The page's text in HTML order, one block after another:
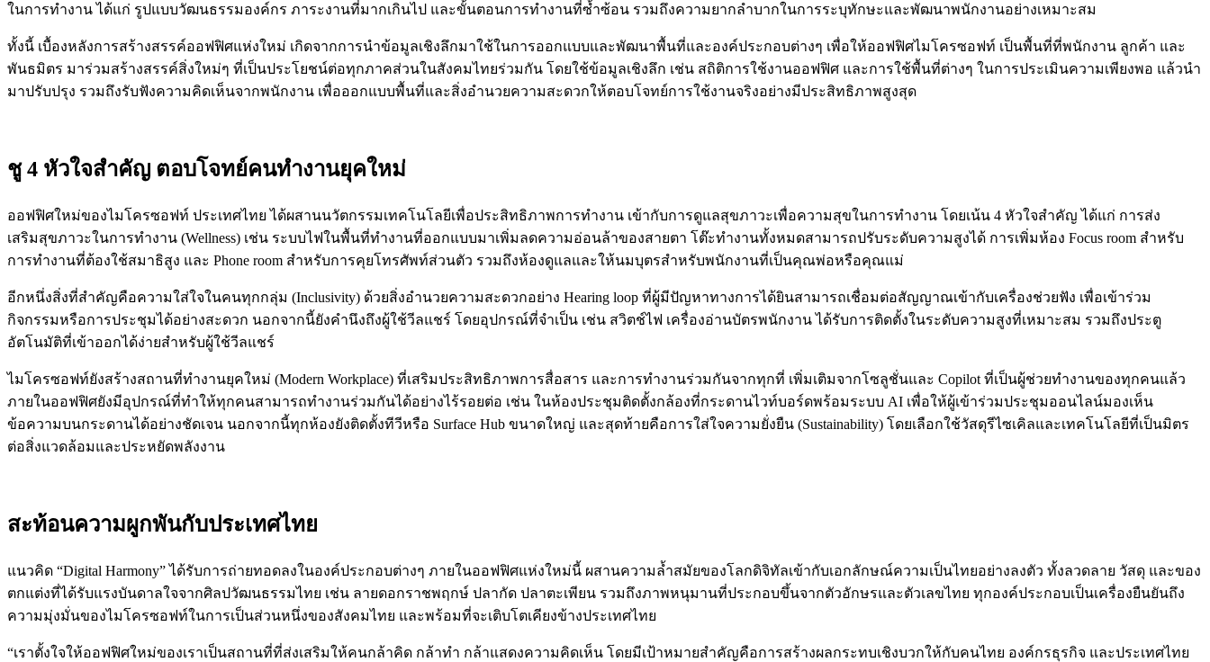
ในการทำงาน ได้แก่ รูปแบบวัฒนธรรมองค์กร ภาระงานที่มากเกินไป และขั้นตอนการทำงานที่ซ้ำซ้อน รวมถึงความยากลำบากในการระบุทักษะและพัฒนาพนักงานอย่างเหมาะสม
ทั้งนี้ เบื้องหลังการสร้างสรรค์ออฟฟิศแห่งใหม่ เกิดจากการนำข้อมูลเชิงลึกมาใช้ในการออกแบบและพัฒนาพื้นที่และองค์ประกอบต่างๆ เพื่อให้ออฟฟิศไมโครซอฟท์ เป็นพื้นที่ที่พนักงาน ลูกค้า และ
พันธมิตร มาร่วมสร้างสรรค์สิ่งใหม่ๆ ที่เป็นประโยชน์ต่อทุกภาคส่วนในสังคมไทยร่วมกัน โดยใช้ข้อมูลเชิงลึก เช่น สถิติการใช้งานออฟฟิศ และการใช้พื้นที่ต่างๆ ในการประเมินความเพียงพอ แล้วนำ
มาปรับปรุง รวมถึงรับฟังความคิดเห็นจากพนักงาน เพื่อออกแบบพื้นที่และสิ่งอำนวยความสะดวกให้ตอบโจทย์การใช้งานจริงอย่างมีประสิทธิภาพสูงสุด
ชู 4 หัวใจสำคัญ ตอบโจทย์คนทำงานยุคใหม่
ออฟฟิศใหม่ของไมโครซอฟท์ ประเทศไทย ได้ผสานนวัตกรรมเทคโนโลยีเพื่อประสิทธิภาพการทำงาน เข้ากับการดูแลสุขภาวะเพื่อความสุขในการทำงาน โดยเน้น 4 หัวใจสำคัญ ได้แก่ การส่ง
เสริมสุขภาวะในการทำงาน (Wellness) เช่น ระบบไฟในพื้นที่ทำงานที่ออกแบบมาเพิ่มลดความอ่อนล้าของสายตา โต๊ะทำงานทั้งหมดสามารถปรับระดับความสูงได้ การเพิ่มห้อง Focus room สำหรับ
การทำงานที่ต้องใช้สมาธิสูง และ Phone room สำหรับการคุยโทรศัพท์ส่วนตัว รวมถึงห้องดูแลและให้นมบุตรสำหรับพนักงานที่เป็นคุณพ่อหรือคุณแม่
อีกหนึ่งสิ่งที่สำคัญคือความใส่ใจในคนทุกกลุ่ม (Inclusivity) ด้วยสิ่งอำนวยความสะดวกอย่าง Hearing loop ที่ผู้มีปัญหาทางการได้ยินสามารถเชื่อมต่อสัญญาณเข้ากับเครื่องช่วยฟัง เพื่อเข้าร่วม
กิจกรรมหรือการประชุมได้อย่างสะดวก นอกจากนี้ยังคำนึงถึงผู้ใช้วีลแชร์ โดยอุปกรณ์ที่จำเป็น เช่น สวิตช์ไฟ เครื่องอ่านบัตรพนักงาน ได้รับการติดตั้งในระดับความสูงที่เหมาะสม รวมถึงประตู
อัตโนมัติที่เข้าออกได้ง่ายสำหรับผู้ใช้วีลแชร์
ไมโครซอฟท์ยังสร้างสถานที่ทำงานยุคใหม่ (Modern Workplace) ที่เสริมประสิทธิภาพการสื่อสาร และการทำงานร่วมกันจากทุกที่ เพิ่มเติมจากโซลูชั่นและ Copilot ที่เป็นผู้ช่วยทำงานของทุกคนแล้ว
ภายในออฟฟิศยังมีอุปกรณ์ที่ทำให้ทุกคนสามารถทำงานร่วมกันได้อย่างไร้รอยต่อ เช่น ในห้องประชุมติดตั้งกล้องที่กระดานไวท์บอร์ดพร้อมระบบ AI เพื่อให้ผู้เข้าร่วมประชุมออนไลน์มองเห็น
ข้อความบนกระดานได้อย่างชัดเจน นอกจากนี้ทุกห้องยังติดตั้งทีวีหรือ Surface Hub ขนาดใหญ่ และสุดท้ายคือการใส่ใจความยั่งยืน (Sustainability) โดยเลือกใช้วัสดุรีไซเคิลและเทคโนโลยีที่เป็นมิตร
ต่อสิ่งแวดล้อมและประหยัดพลังงาน
สะท้อนความผูกพันกับประเทศไทย
แนวคิด “Digital Harmony” ได้รับการถ่ายทอดลงในองค์ประกอบต่างๆ ภายในออฟฟิศแห่งใหม่นี้ ผสานความล้ำสมัยของโลกดิจิทัลเข้ากับเอกลักษณ์ความเป็นไทยอย่างลงตัว ทั้งลวดลาย วัสดุ และของ
ตกแต่งที่ได้รับแรงบันดาลใจจากศิลปวัฒนธรรมไทย เช่น ลายดอกราชพฤกษ์ ปลากัด ปลาตะเพียน รวมถึงภาพหนุมานที่ประกอบขึ้นจากตัวอักษรและตัวเลขไทย ทุกองค์ประกอบเป็นเครื่องยืนยันถึง
ความมุ่งมั่นของไมโครซอฟท์ในการเป็นส่วนหนึ่งของสังคมไทย และพร้อมที่จะเติบโตเคียงข้างประเทศไทย
“เราตั้งใจให้ออฟฟิศใหม่ของเราเป็นสถานที่ที่ส่งเสริมให้คนกล้าคิด กล้าทำ กล้าแสดงความคิดเห็น โดยมีเป้าหมายสำคัญคือการสร้างผลกระทบเชิงบวกให้กับคนไทย องค์กรธุรกิจ และประเทศไทย